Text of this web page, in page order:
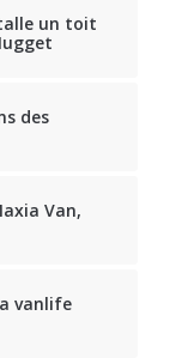
un toit
des
Van,
vanlife